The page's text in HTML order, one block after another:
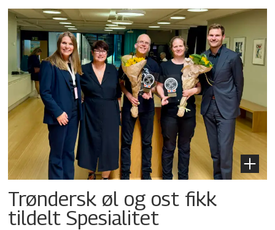
Trøndersk øl og ost fikk
tildelt Spesialitet